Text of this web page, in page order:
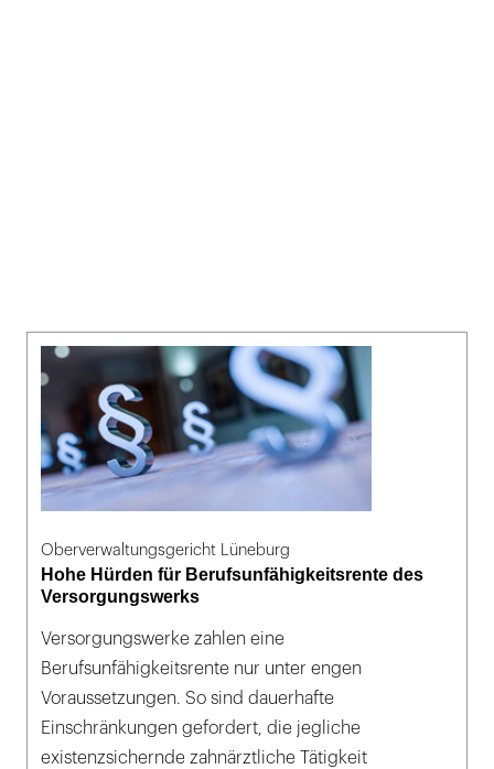
Oberverwaltungsgericht Lüneburg
Hohe Hürden für Berufsunfähigkeitsrente des
Versorgungswerks
Versorgungswerke zahlen eine
Berufsunfähigkeitsrente nur unter engen
Voraussetzungen. So sind dauerhafte
Einschränkungen gefordert, die jegliche
existenzsichernde zahnärztliche Tätigkeit